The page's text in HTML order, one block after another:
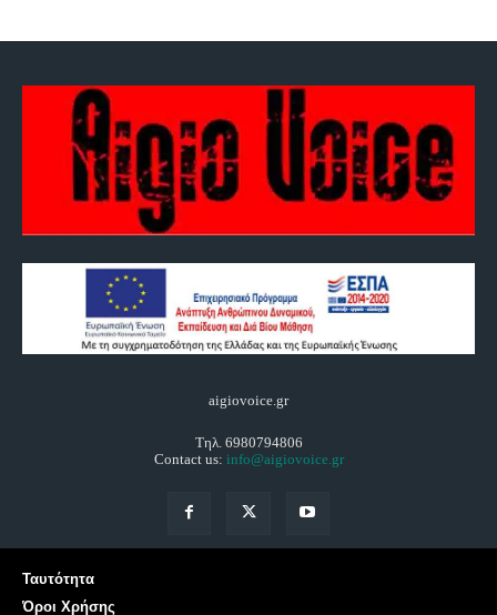
aigiovoice.gr
Τηλ. 6980794806
Contact us: info@aigiovoice.gr
Ταυτότητα
Όροι Χρήσης